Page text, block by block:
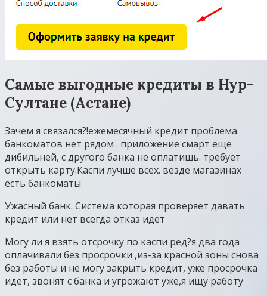
Самые выгодные кредиты в Нур-
Султане (Астане)
Зачем я связался?!ежемесячный кредит проблема.
банкоматов нет рядом . приложение смарт еще
дибильней, с другого банка не оплатишь. требует
открыть карту.Каспи лучше всех. везде магазинах
есть банкоматы
Ужасный банк. Система которая проверяет давать
кредит или нет всегда отказ идет
Могу ли я взять отсрочку по каспи ред?я два года
оплачивали без просрочки ,из-за красной зоны снова
без работы и не могу закрыть кредит, уже просрочка
идёт, звонят с банка и угрожают уже,я ищу работу